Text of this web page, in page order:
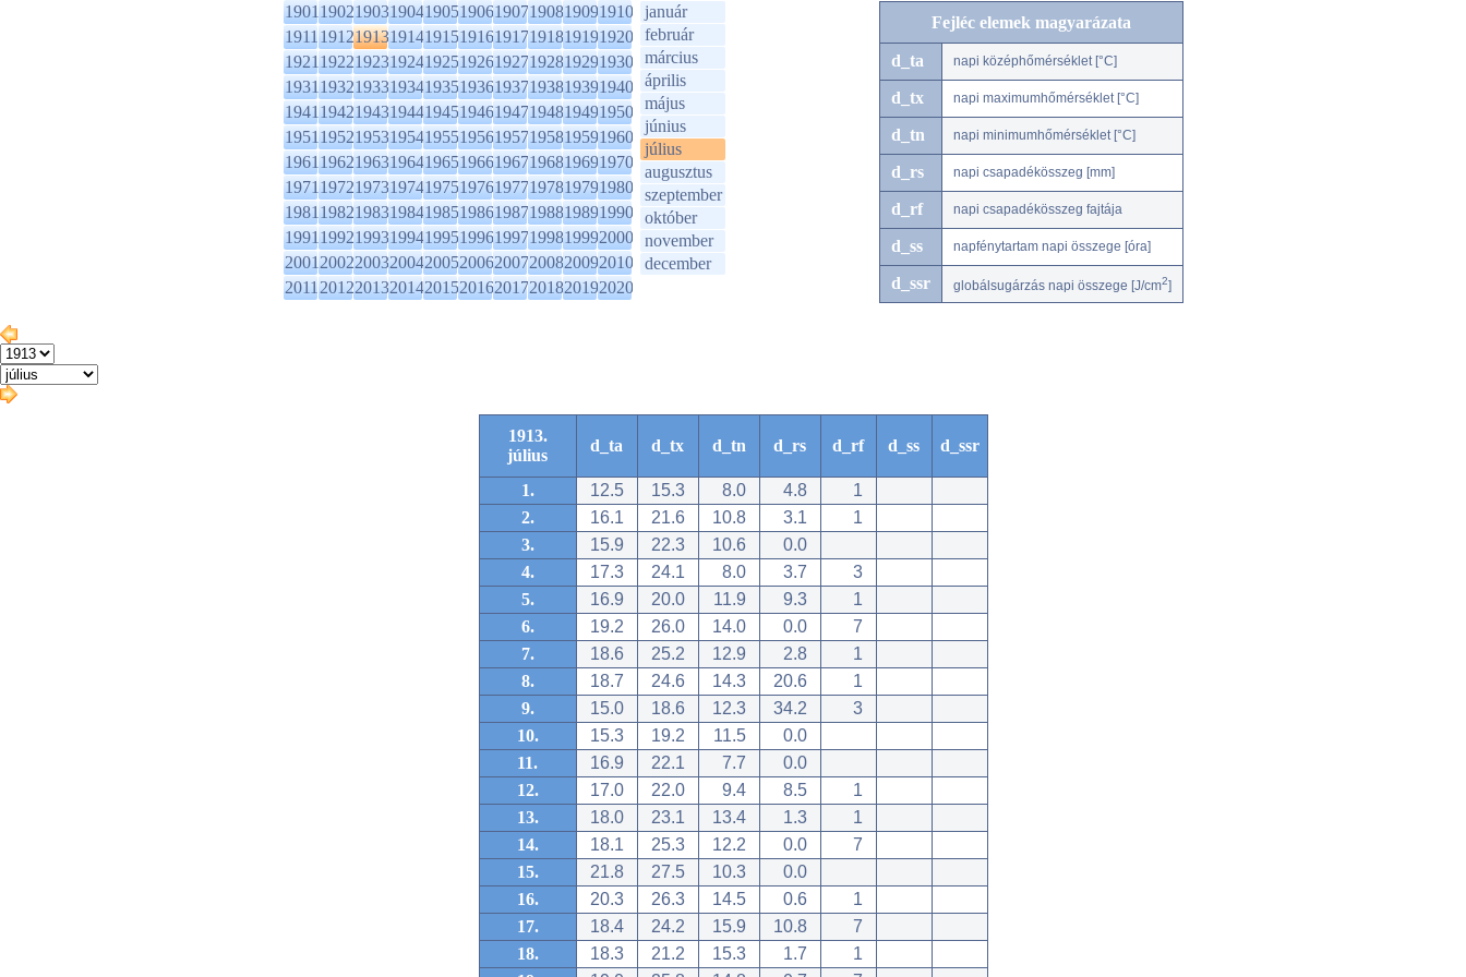
1901190219031904190519061907190819091910
1911191219131914191519161917191819191920
1921192219231924192519261927192819291930
1931193219331934193519361937193819391940
1941194219431944194519461947194819491950
1951195219531954195519561957195819591960
1961196219631964196519661967196819691970
1971197219731974197519761977197819791980
1981198219831984198519861987198819891990
1991199219931994199519961997199819992000
2001200220032004200520062007200820092010
2011201220132014201520162017201820192020
január
február
március
április
május
június
július
augusztus
szeptember
október
november
december
Fejléc elemek magyarázata
d_ta napi középhőmérséklet [°C]
d_tx napi maximumhőmérséklet [°C]
d_tn napi minimumhőmérséklet [°C]
d_rs napi csapadékösszeg [mm]
d_rf napi csapadékösszeg fajtája
d_ss napfénytartam napi összege [óra]
d_ssr globálsugárzás napi összege [J/cm2]
1913.
július
d_ta d_tx d_tn d_rs d_rf d_ss d_ssr
1. 12.5 15.3 8.0 4.8
1
2.
16.1 21.6 10.8 3.1
1
3.
15.9 22.3 10.6
0.0
4.
17.3 24.1 8.0 3.7
3
5.
16.9 20.0 11.9 9.3
1
6.
19.2 26.0 14.0 0.0
7
7.
18.6 25.2 12.9 2.8
1
8.
18.7 24.6 14.3 20.6
1
9.
15.0 18.6 12.3 34.2
3
10.
15.3 19.2 11.5
0.0
11.
16.9 22.1 7.7
0.0
12.
17.0 22.0 9.4 8.5
1
13.
18.0 23.1 13.4 1.3
1
14.
18.1 25.3 12.2 0.0
7
15.
21.8 27.5 10.3
0.0
16.
20.3 26.3 14.5 0.6
1
17.
18.4 24.2 15.9 10.8
7
18.
18.3 21.2 15.3 1.7
1